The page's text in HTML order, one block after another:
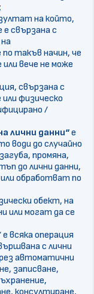
на който,
свързана с
такъв начин, че
вече не може
свързана с
физическо
/
лични данни“е
води до случайно
промяна,
до лични данни,
обработват по
обект, на
или могат да се
е всяка операция
с лични
автоматични
записване,